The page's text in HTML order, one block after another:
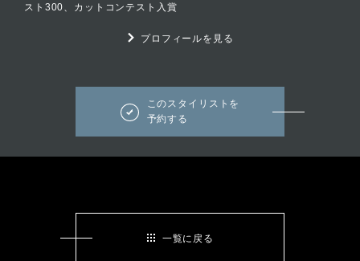
スト300、カットコンテスト入賞
プロフィールを見る
このスタイリストを
予約する
一覧に戻る